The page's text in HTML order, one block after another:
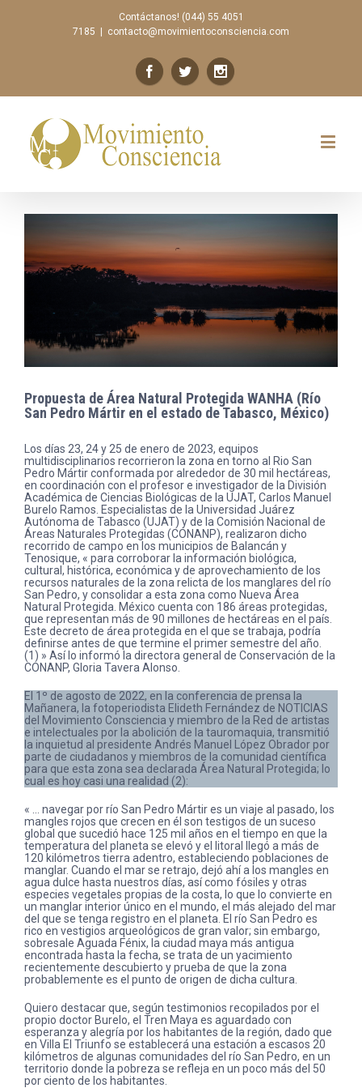
Contáctanos! (044) 55 4051
7185
contacto@movimientoconsciencia.com
Next
Propuesta de Área Natural Protegida WANHA (Río
San Pedro Mártir en el estado de Tabasco, México)
Los días 23, 24 y 25 de enero de 2023, equipos
multidisciplinarios recorrieron la zona en torno al Rio San
Pedro Mártir conformada por alrededor de 30 mil hectáreas,
en coordinación con el profesor e investigador de la División
Académica de Ciencias Biológicas de la UJAT, Carlos Manuel
Burelo Ramos. Especialistas de la Universidad Juárez
Autónoma de Tabasco (UJAT) y de la Comisión Nacional de
Áreas Naturales Protegidas (CONANP), realizaron dicho
recorrido de campo en los municipios de Balancán y
Tenosique, « para corroborar la información biológica,
cultural, histórica, económica y de aprovechamiento de los
recursos naturales de la zona relicta de los manglares del río
San Pedro, y consolidar a esta zona como Nueva Área
Natural Protegida. México cuenta con 186 áreas protegidas,
que representan más de 90 millones de hectáreas en el país.
Este decreto de área protegida en el que se trabaja, podría
definirse antes de que termine el primer semestre del año.
(1) » Así lo informó la directora general de Conservación de la
CONANP, Gloria Tavera Alonso.
El 1º de agosto de 2022, en la conferencia de prensa la
Mañanera, la fotoperiodista Elideth Fernández de NOTICIAS
del Movimiento Consciencia y miembro de la Red de artistas
e intelectuales por la abolición de la tauromaquia, transmitió
la inquietud al presidente Andrés Manuel López Obrador por
parte de ciudadanos y miembros de la comunidad científica
para que esta zona sea declarada Área Natural Protegida; lo
cual es hoy casi una realidad (2):
« … navegar por río San Pedro Mártir es un viaje al pasado, los
mangles rojos que crecen en él son testigos de un suceso
global que sucedió hace 125 mil años en el tiempo en que la
temperatura del planeta se elevó y el litoral llegó a más de
120 kilómetros tierra adentro, estableciendo poblaciones de
manglar. Cuando el mar se retrajo, dejó ahí a los mangles en
agua dulce hasta nuestros días, así como fósiles y otras
especies vegetales propias de la costa, lo que lo convierte en
un manglar interior único en el mundo, el más alejado del mar
del que se tenga registro en el planeta. El río San Pedro es
rico en vestigios arqueológicos de gran valor; sin embargo,
sobresale Aguada Fénix, la ciudad maya más antigua
encontrada hasta la fecha, se trata de un yacimiento
recientemente descubierto y prueba de que la zona
probablemente es el punto de origen de dicha cultura.
Quiero destacar que, según testimonios recopilados por el
propio doctor Burelo, el Tren Maya es aguardado con
esperanza y alegría por los habitantes de la región, dado que
en Villa El Triunfo se establecerá una estación a escasos 20
kilómetros de algunas comunidades del río San Pedro, en un
territorio donde la pobreza se refleja en un poco más del 50
por ciento de los habitantes.